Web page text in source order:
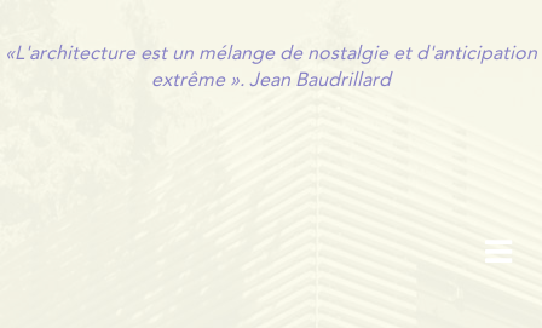
«L'architecture est un mélange de nostalgie et d'anticipation
extrême ». Jean Baudrillard